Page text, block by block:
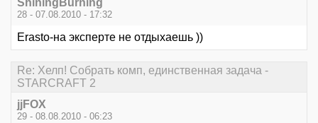
28 - 07.08.2010 - 17:32
Erasto-на эксперте не отдыхаешь ))
Re: Хелп! Собрать комп, единственная задача -
STARCRAFT 2
jjFOX
29 - 08.08.2010 - 06:23